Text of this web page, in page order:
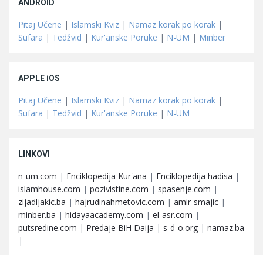
ANDROID
Pitaj Učene | Islamski Kviz | Namaz korak po korak |
Sufara | Tedžvid | Kur'anske Poruke | N-UM | Minber
APPLE iOS
Pitaj Učene | Islamski Kviz | Namaz korak po korak |
Sufara | Tedžvid | Kur'anske Poruke | N-UM
LINKOVI
n-um.com | Enciklopedija Kur'ana | Enciklopedija hadisa |
islamhouse.com | pozivistine.com | spasenje.com |
zijadljakic.ba | hajrudinahmetovic.com | amir-smajic |
minber.ba | hidayaacademy.com | el-asr.com |
putsredine.com | Predaje BiH Daija | s-d-o.org | namaz.ba
|